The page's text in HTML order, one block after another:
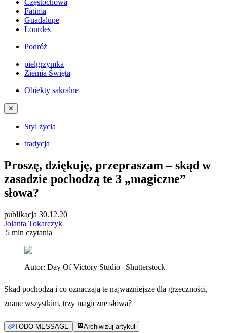
Częstochowa
Fatima
Guadalupe
Lourdes
Podróż
pielgrzymka
Ziemia Święta
Obiekty sakralne
✕
Styl życia
tradycja
Proszę, dziękuję, przepraszam – skąd w
zasadzie pochodzą te 3 „magiczne”
słowa?
publikacja 30.12.20|
Jolanta Tokarczyk
|5 min czytania
Autor: Day Of Victory Studio | Shutterstock
Skąd pochodzą i co oznaczają te najważniejsze dla grzeczności,
znane wszystkim, trzy magiczne słowa?
TODO MESSAGE Archiwizuj artykuł